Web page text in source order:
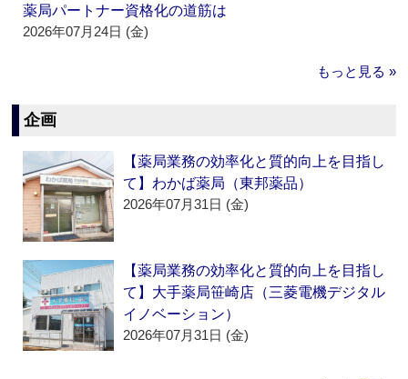
薬局パートナー資格化の道筋は
2026年07月24日 (金)
もっと見る »
企画
【薬局業務の効率化と質的向上を目指し
て】わかば薬局（東邦薬品）
2026年07月31日 (金)
【薬局業務の効率化と質的向上を目指し
て】大手薬局笹崎店（三菱電機デジタル
イノベーション）
2026年07月31日 (金)